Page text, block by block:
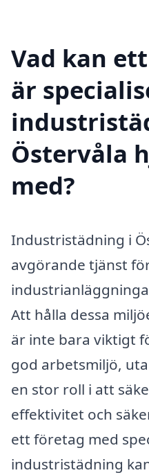
Vad kan
är
Östervåla
med?
Industristädning i
avgörande tjänst
Att hålla dessa
är inte bara viktigt
god arbetsmiljö,
en stor roll i att
effektivitet och
ett företag med
industristädning